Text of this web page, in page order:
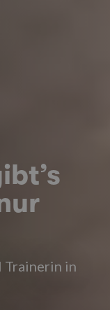
Trainerin in